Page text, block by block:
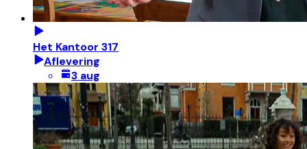
Het Kantoor 317
Aflevering
3 aug